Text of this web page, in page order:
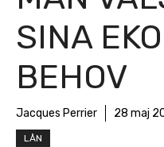
SINA
BEHOV
Jacques Perrier 28 maj
LÅN